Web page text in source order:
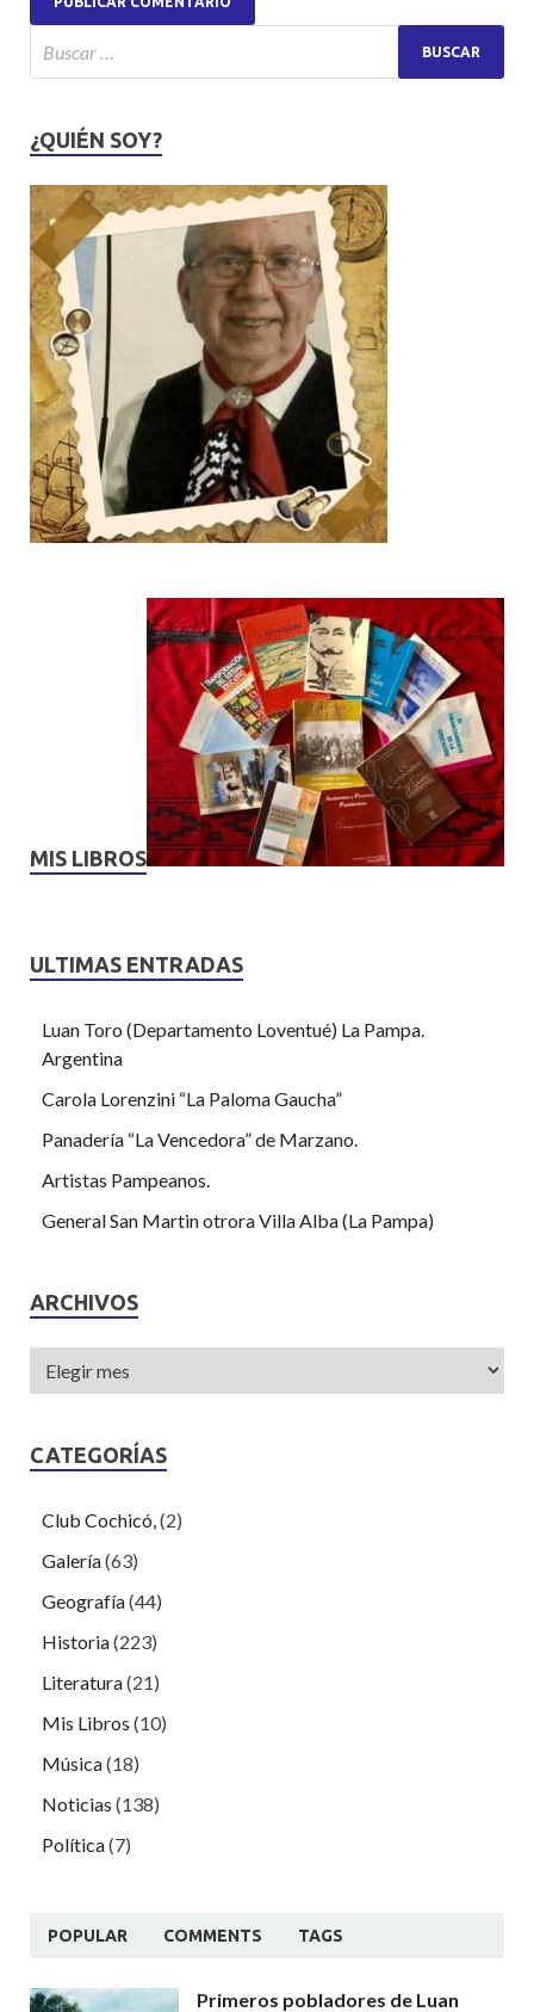
¿QUIÉN SOY?
MIS LIBROS
ULTIMAS ENTRADAS
Luan Toro (Departamento Loventué) La Pampa.
Argentina
Carola Lorenzini “La Paloma Gaucha”
Panadería “La Vencedora” de Marzano.
Artistas Pampeanos.
General San Martin otrora Villa Alba (La Pampa)
ARCHIVOS
CATEGORÍAS
Club Cochicó,(2)
Galería(63)
Geografía(44)
Historia(223)
Literatura(21)
Mis Libros (10)
Música(18)
Noticias (138)
Política(7)
POPULAR COMMENTS TAGS
Primeros pobladores de Luan